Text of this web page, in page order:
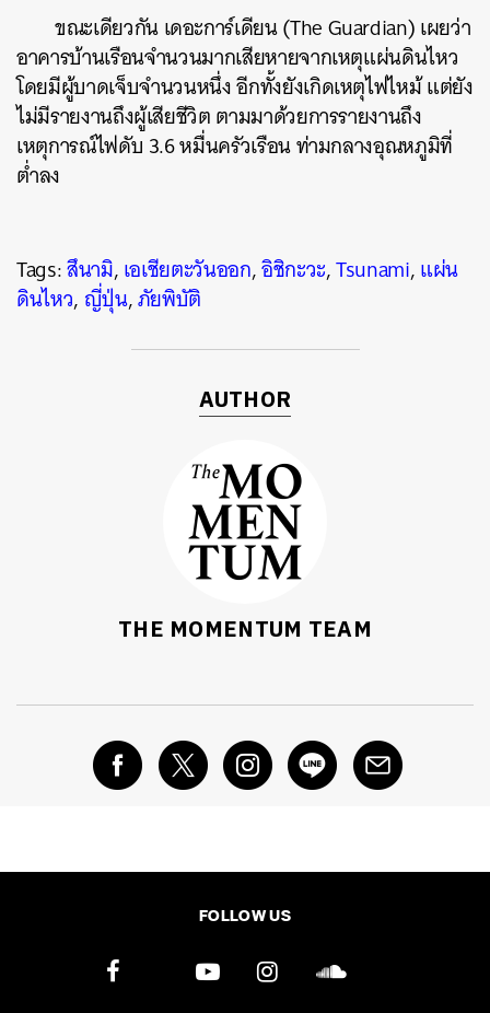
ขณะเดียวกัน เดอะการ์เดียน (The Guardian) เผยว่า
อาคารบ้านเรือนจำนวนมากเสียหายจากเหตุแผ่นดินไหว
โดยมีผู้บาดเจ็บจำนวนหนึ่ง อีกทั้งยังเกิดเหตุไฟไหม้ แต่ยัง
ไม่มีรายงานถึงผู้เสียชีวิต ตามมาด้วยการรายงานถึง
เหตุการณ์ไฟดับ 3.6 หมื่นครัวเรือน ท่ามกลางอุณหภูมิที่
ต่ำลง
Tags:สึนามิ,เอเชียตะวันออก,อิชิกะวะ,Tsunami,แผ่น
ดินไหว, ญี่ปุ่น,ภัยพิบัติ
AUTHOR
THE MOMENTUM TEAM
FOLLOW US